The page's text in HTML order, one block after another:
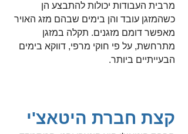
מרבית העבודות יכולות להתבצע הן
כשהמזגן עובד והן בימים שבהם מזג האויר
מאפשר דומם מזגנים. תקלה במזגן
מתרחשת, על פי חוקי מרפי, דווקא בימים
הבעייתיים ביותר.
קצת חברת היטאצ'י